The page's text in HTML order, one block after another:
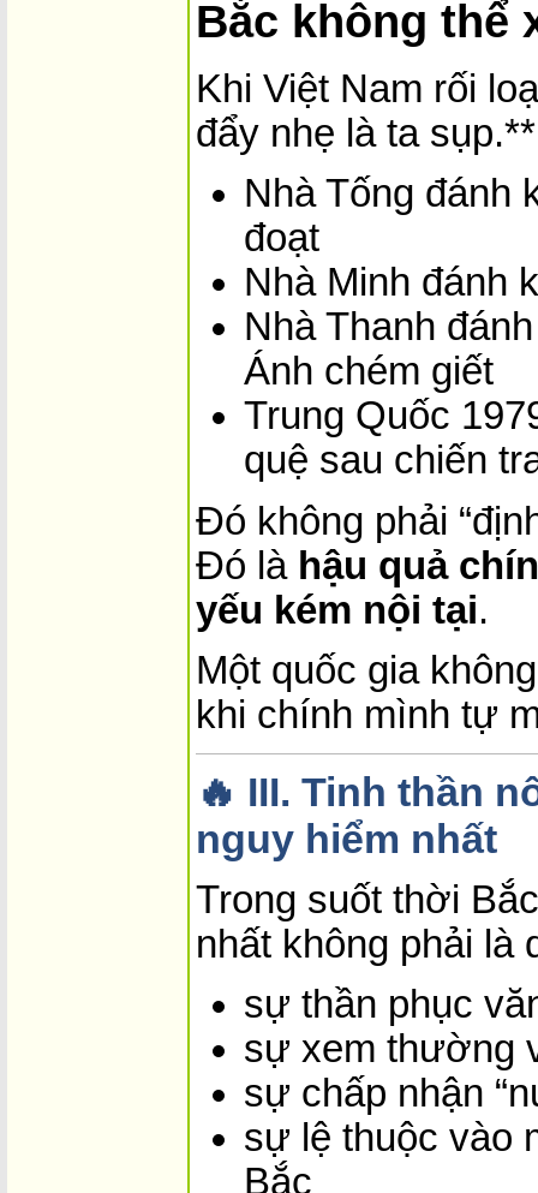
Bắc không thể
Khi Việt Nam rối
đẩy nhẹ là ta sụp.**
Nhà Tống đánh
đoạt
Nhà Minh đánh
Nhà Thanh
Ánh chém giết
Trung Quốc
quệ sau chiến
Đó không phải
Đó là hậu quả
yếu kém nội tại.
Một quốc gia
khi chính mình tự
🔥 III. Tinh thần
nguy hiểm nhất
Trong suốt thời
nhất không phải là
sự thần phục
sự xem thường
sự chấp nhận
sự lệ thuộc vào
Bắc